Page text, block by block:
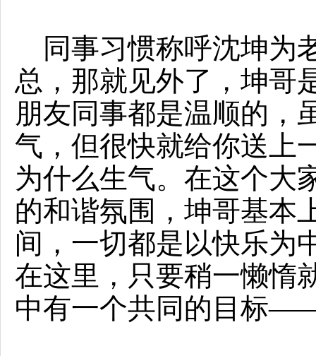
同事习惯称呼沈坤为
总，那就见外了，坤哥
朋友同事都是温顺的，
气，但很快就给你送上
为什么生气。在这个大
的和谐氛围，坤哥基本
间，一切都是以快乐为
在这里，只要稍一懒惰
中有一个共同的目标